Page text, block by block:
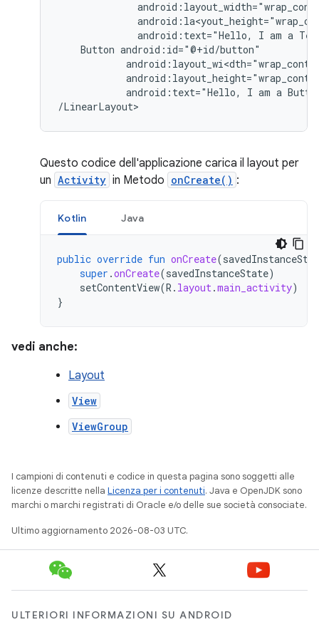
android:text="Hello, I am a
Button
android:text="Hello, I am a
/LinearLayout>
Questo codice dell'applicazione carica il layout per
un Activity in Metodo onCreate() :
Kotlin Java
public override fun onCreate(
super .onCreate(savedInstanceState)
setContentView(R . layout.main_activity)
}
vedi anche:
Layout
View
ViewGroup
I campioni di contenuti e codice in questa pagina sono soggetti alle
licenze descritte nella Licenza per i contenuti. Java e OpenJDK sono
marchi o marchi registrati di Oracle e/o delle sue società consociate.
Ultimo aggiornamento 2026-08-03 UTC.
ULTERIORI INFORMAZIONI SU ANDROID